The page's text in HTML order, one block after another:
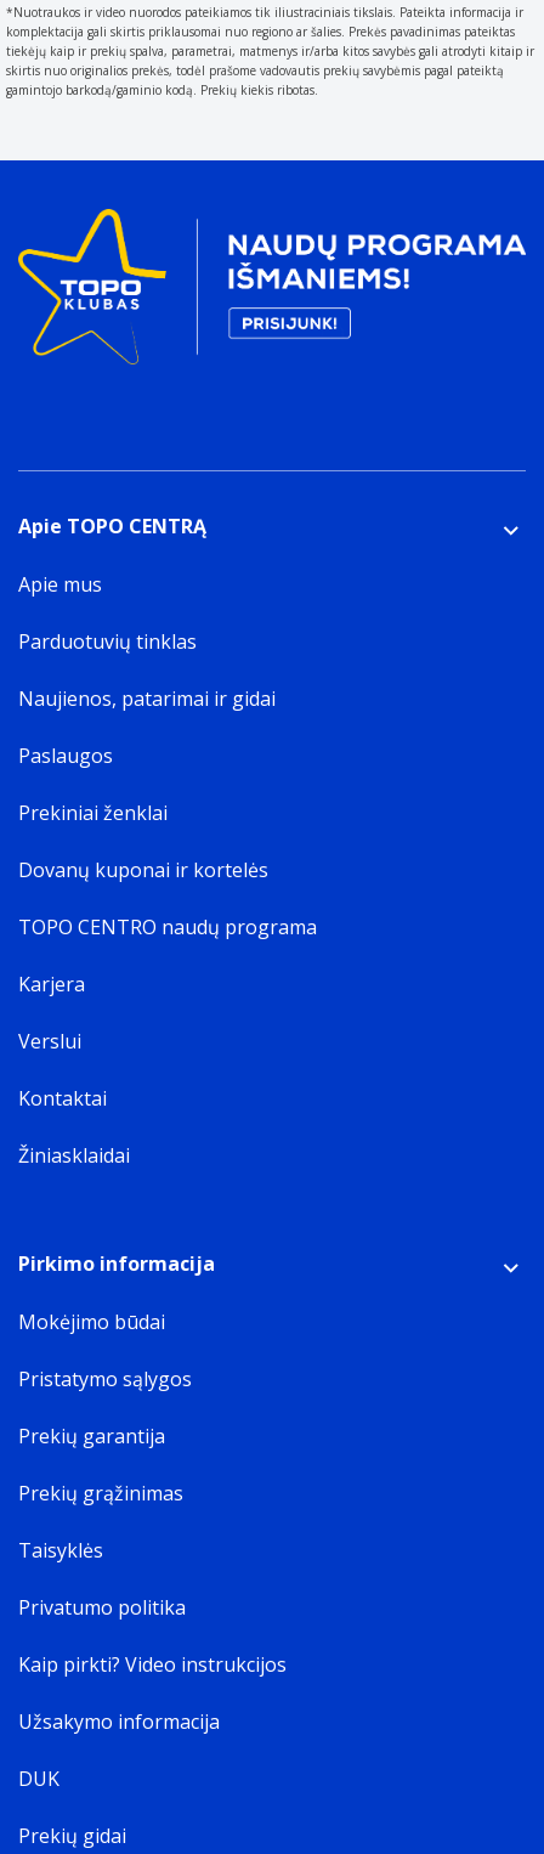
Ašmenų ilgis
The size of the blade
9,5 cm
*Nuotraukos ir video nuorodos pateikiamos tik iliustraciniais tikslais. Pateikta informacija ir
komplektacija gali skirtis priklausomai nuo regiono ar šalies. Prekės pavadinimas pateiktas
tiekėjų kaip ir prekių spalva, parametrai, matmenys ir/arba kitos savybės gali atrodyti kitaip ir
skirtis nuo originalios prekės, todėl prašome vadovautis prekių savybėmis pagal pateiktą
gamintojo barkodą/gaminio kodą. Prekių kiekis ribotas.
Apie TOPO CENTRĄ
Apie mus
Parduotuvių tinklas
Naujienos, patarimai ir gidai
Paslaugos
Prekiniai ženklai
Dovanų kuponai ir kortelės
TOPO CENTRO naudų programa
Karjera
Verslui
Kontaktai
Žiniasklaidai
Pirkimo informacija
Mokėjimo būdai
Pristatymo sąlygos
Prekių garantija
Prekių grąžinimas
Taisyklės
Privatumo politika
Kaip pirkti? Video instrukcijos
Užsakymo informacija
DUK
Prekių gidai